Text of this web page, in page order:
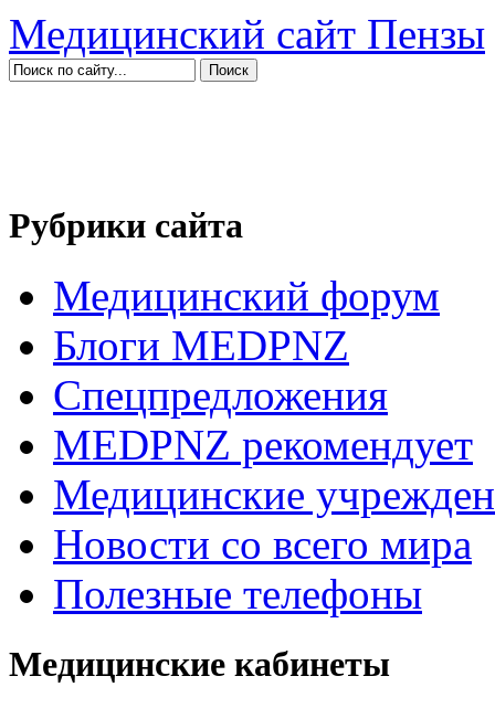
Медицинский сайт Пензы
Рубрики сайта
Медицинский форум
Блоги MEDPNZ
Спецпредложения
MEDPNZ рекомендует
Медицинские
Новости со всего мира
Полезные телефоны
Медицинские кабинеты